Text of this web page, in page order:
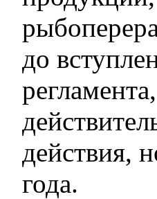
до
действия,
года.